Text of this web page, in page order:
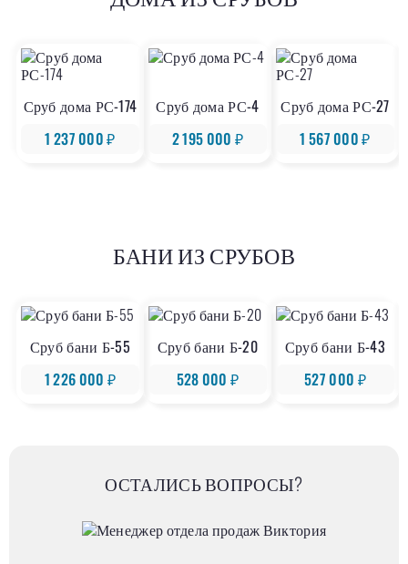
Сруб дома РС-174
1 237 000 ₽
Сруб дома РС-4
2 195 000 ₽
Сруб дома РС-27
1 567 000 ₽
БАНИ ИЗ СРУБОВ
Сруб бани Б-55
1 226 000 ₽
Сруб бани Б-20
528 000 ₽
Сруб бани Б-43
527 000 ₽
ОСТАЛИСЬ ВОПРОСЫ?